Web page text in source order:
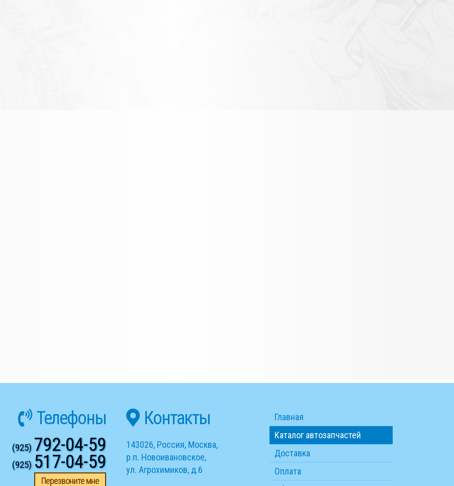
Телефоны
(925) 792-04-59
(925) 517-04-59
Перезвоните мне
Контакты
143026, Россия, Москва,
р.п. Новоивановское,
ул. Агрохимиков, д.6
Главная
Каталог автозапчастей
Доставка
Оплата